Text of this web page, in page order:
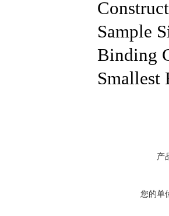
Sample
Binding
Smallest
产
您的单